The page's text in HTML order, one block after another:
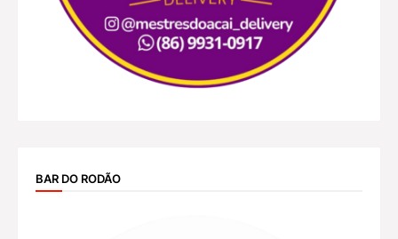
BAR DO RODÃO